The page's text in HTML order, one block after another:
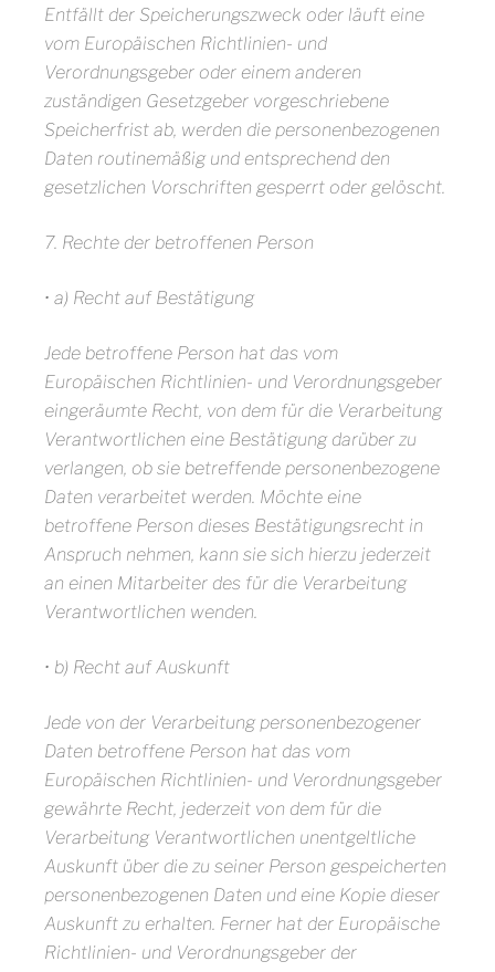
Entfällt der Speicherungszweck oder läuft eine
vom Europäischen Richtlinien- und
Verordnungsgeber oder einem anderen
zuständigen Gesetzgeber vorgeschriebene
Speicherfrist ab, werden die personenbezogenen
Daten routinemäßig und entsprechend den
gesetzlichen Vorschriften gesperrt oder gelöscht.
7. Rechte der betroffenen Person
• a) Recht auf Bestätigung
Jede betroffene Person hat das vom
Europäischen Richtlinien- und Verordnungsgeber
eingeräumte Recht, von dem für die Verarbeitung
Verantwortlichen eine Bestätigung darüber zu
verlangen, ob sie betreffende personenbezogene
Daten verarbeitet werden. Möchte eine
betroffene Person dieses Bestätigungsrecht in
Anspruch nehmen, kann sie sich hierzu jederzeit
an einen Mitarbeiter des für die Verarbeitung
Verantwortlichen wenden.
• b) Recht auf Auskunft
Jede von der Verarbeitung personenbezogener
Daten betroffene Person hat das vom
Europäischen Richtlinien- und Verordnungsgeber
gewährte Recht, jederzeit von dem für die
Verarbeitung Verantwortlichen unentgeltliche
Auskunft über die zu seiner Person gespeicherten
personenbezogenen Daten und eine Kopie dieser
Auskunft zu erhalten. Ferner hat der Europäische
Richtlinien- und Verordnungsgeber der